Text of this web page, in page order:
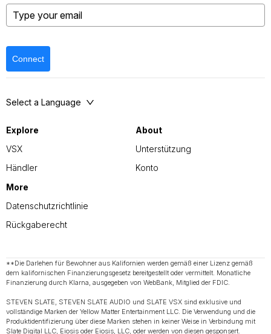
Explore
VSX
Händler
About
Unterstützung
Konto
More
Datenschutzrichtlinie
Rückgaberecht
Select a Language
**Die Darlehen für Bewohner aus Kalifornien werden gemäß einer Lizenz gemäß
dem kalifornischen Finanzierungsgesetz bereitgestellt oder vermittelt. Monatliche
Finanzierung durch Klarna, ausgegeben von WebBank, Mitglied der FDIC.
STEVEN SLATE, STEVEN SLATE AUDIO und SLATE VSX sind exklusive und
vollständige Marken der Yellow Matter Entertainment LLC. Die Verwendung und die
Produktidentifizierung über diese Marken stehen in keiner Weise in Verbindung mit
Slate Digital LLC, Eiosis oder Eiosis, LLC, oder werden von diesen gesponsert.
Connect